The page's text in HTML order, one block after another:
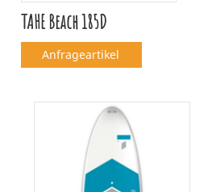
TAHE Beach 185D
Anfrageartikel